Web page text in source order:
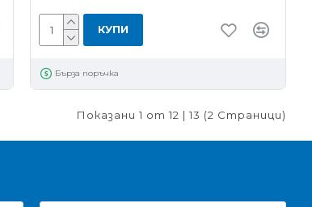
КУПИ
Бърза поръчка
Показани 1 от 12 | 13 (2 Страници)